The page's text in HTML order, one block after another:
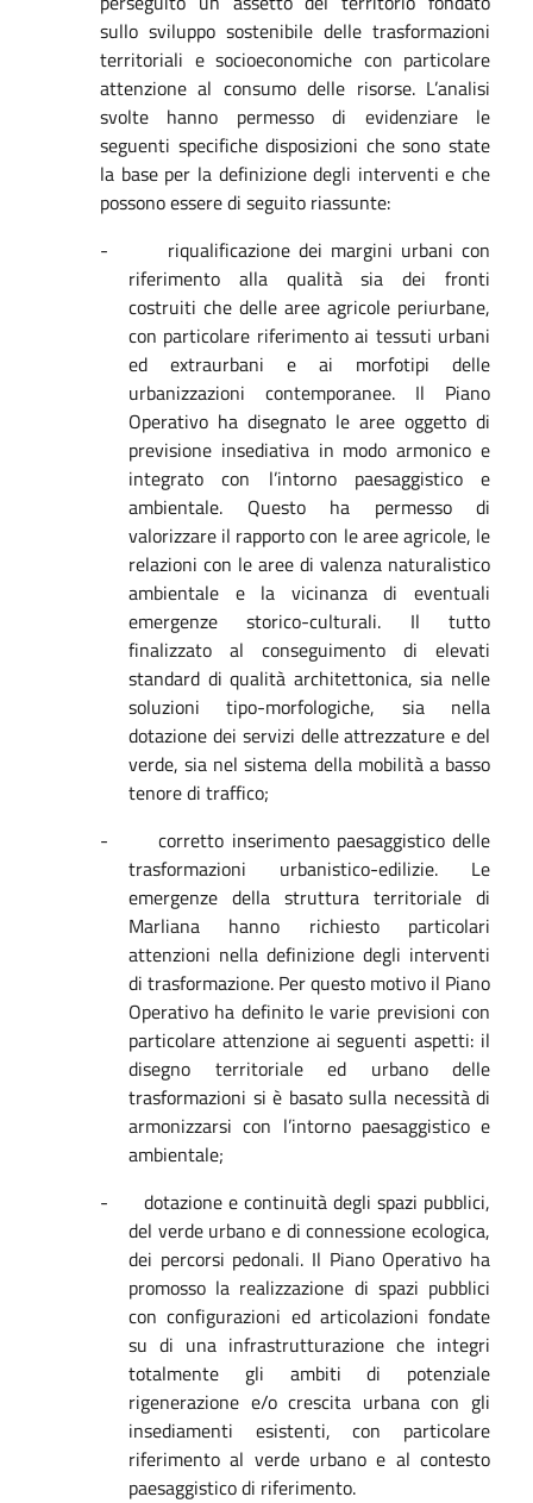
sullo sviluppo sostenibile delle trasformazioni
territoriali e socioeconomiche con particolare
attenzione al consumo delle risorse. L’analisi
svolte hanno permesso di evidenziare le
seguenti specifiche disposizioni che sono state
la base per la definizione degli interventi e che
possono essere di seguito riassunte:
-
riqualificazione dei margini urbani con
riferimento alla qualità sia dei fronti
costruiti che delle aree agricole periurbane,
con particolare riferimento ai tessuti urbani
ed extraurbani e ai morfotipi delle
urbanizzazioni contemporanee. Il Piano
Operativo ha disegnato le aree oggetto di
previsione insediativa in modo armonico e
integrato con l’intorno paesaggistico e
ambientale. Questo ha permesso di
valorizzare il rapporto con le aree agricole, le
relazioni con le aree di valenza naturalistico
ambientale e la vicinanza di eventuali
emergenze storico-culturali. Il tutto
finalizzato al conseguimento di elevati
standard di qualità architettonica, sia nelle
soluzioni tipo-morfologiche, sia nella
dotazione dei servizi delle attrezzature e del
verde, sia nel sistema della mobilità a basso
tenore di traffico;
-
corretto inserimento paesaggistico delle
trasformazioni urbanistico-edilizie. Le
emergenze della struttura territoriale di
Marliana hanno richiesto particolari
attenzioni nella definizione degli interventi
di trasformazione. Per questo motivo il Piano
Operativo ha definito le varie previsioni con
particolare attenzione ai seguenti aspetti: il
disegno territoriale ed urbano delle
trasformazioni si è basato sulla necessità di
armonizzarsi con l’intorno paesaggistico e
ambientale;
-
dotazione e continuità degli spazi pubblici,
del verde urbano e di connessione ecologica,
dei percorsi pedonali. Il Piano Operativo ha
promosso la realizzazione di spazi pubblici
con configurazioni ed articolazioni fondate
su di una infrastrutturazione che integri
totalmente gli ambiti di potenziale
rigenerazione e/o crescita urbana con gli
insediamenti esistenti, con particolare
riferimento al verde urbano e al contesto
paesaggistico di riferimento.